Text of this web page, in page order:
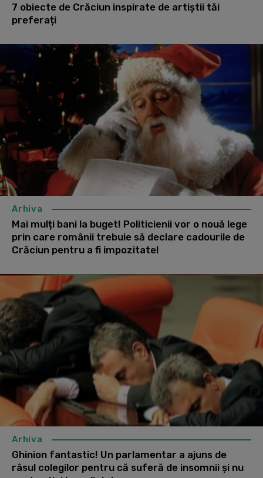
7 obiecte de Crăciun inspirate de artiştii tăi
preferați
Arhiva
Mai mulți bani la buget! Politicienii vor o nouă lege
prin care românii trebuie să declare cadourile de
Crăciun pentru a fi impozitate!
Arhiva
Ghinion fantastic! Un parlamentar a ajuns de
râsul colegilor pentru că suferă de insomnii și nu